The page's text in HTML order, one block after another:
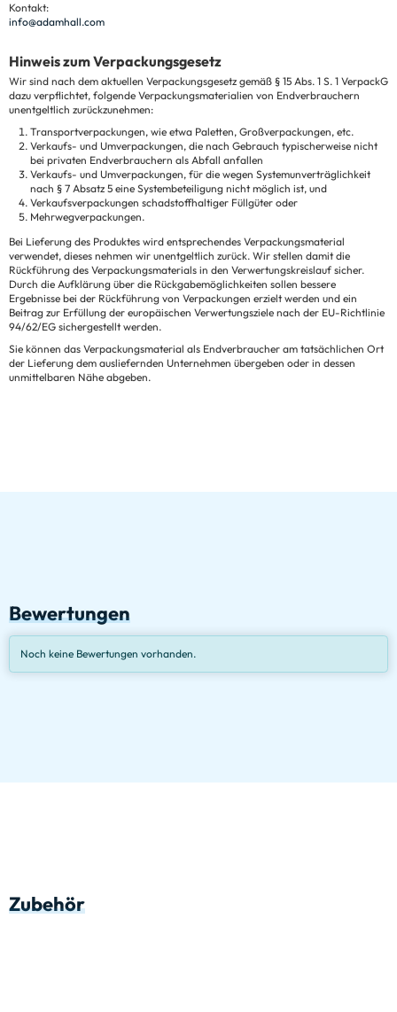
Kontakt:
info@adamhall.com
Hinweis zum Verpackungsgesetz
Wir sind nach dem aktuellen Verpackungsgesetz gemäß § 15 Abs. 1 S. 1 VerpackG
dazu verpflichtet, folgende Verpackungsmaterialien von Endverbrauchern
unentgeltlich zurückzunehmen:
Transportverpackungen, wie etwa Paletten, Großverpackungen, etc.
Verkaufs- und Umverpackungen, die nach Gebrauch typischerweise nicht
bei privaten Endverbrauchern als Abfall anfallen
Verkaufs- und Umverpackungen, für die wegen Systemunverträglichkeit
nach § 7 Absatz 5 eine Systembeteiligung nicht möglich ist, und
Verkaufsverpackungen schadstoffhaltiger Füllgüter oder
Mehrwegverpackungen.
Bei Lieferung des Produktes wird entsprechendes Verpackungsmaterial
verwendet, dieses nehmen wir unentgeltlich zurück. Wir stellen damit die
Rückführung des Verpackungsmaterials in den Verwertungskreislauf sicher.
Durch die Aufklärung über die Rückgabemöglichkeiten sollen bessere
Ergebnisse bei der Rückführung von Verpackungen erzielt werden und ein
Beitrag zur Erfüllung der europäischen Verwertungsziele nach der EU-Richtlinie
94/62/EG sichergestellt werden.
Sie können das Verpackungsmaterial als Endverbraucher am tatsächlichen Ort
der Lieferung dem ausliefernden Unternehmen übergeben oder in dessen
unmittelbaren Nähe abgeben.
Bewertungen
Noch keine Bewertungen vorhanden.
Zubehör